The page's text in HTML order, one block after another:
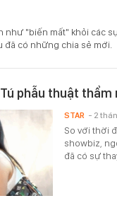
như "biến mất" khỏi các
đã có những chia sẻ mới.
phẫu thuật thẩm
So với thời
showbiz,
đã có sự
STAR - 2